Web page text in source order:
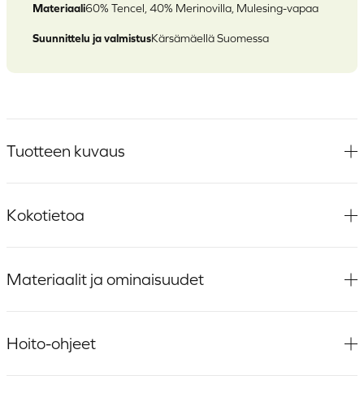
Materiaali60% Tencel, 40% Merinovilla, Mulesing-vapaa
Suunnittelu ja valmistusKärsämäellä Suomessa
Tuotteen kuvaus
Kokotietoa
Materiaalit ja ominaisuudet
Hoito-ohjeet